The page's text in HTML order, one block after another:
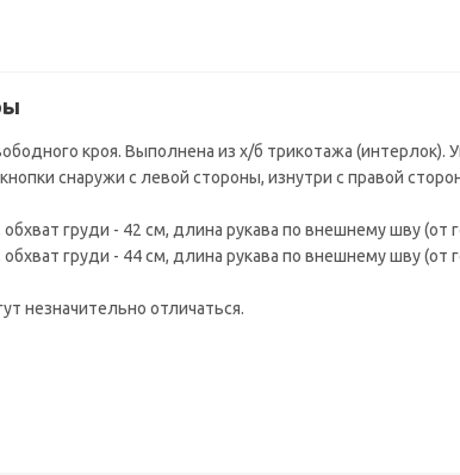
кроя. Выполнена из х/б трикотажа
снаружи с левой стороны, изнутри с правой
груди - 42 см, длина рукава по внешнему шву (от
груди - 44 см, длина рукава по внешнему шву (от
незначительно отличаться.